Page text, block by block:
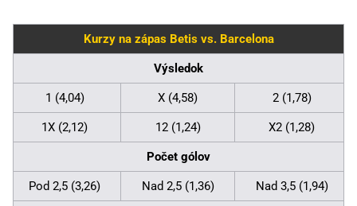
Kurzy na zápas Betis vs. Barcelona
Výsledok
1 (4,04) X (4,58) 2 (1,78)
1X (2,12) 12 (1,24) X2 (1,28)
Počet gólov
Pod 2,5 (3,26) Nad 2,5 (1,36) Nad 3,5 (1,94)